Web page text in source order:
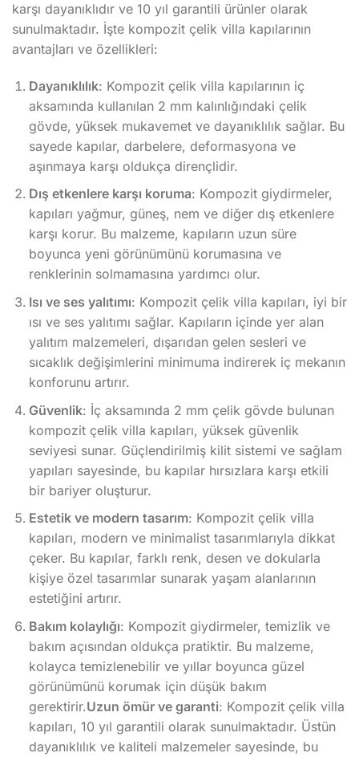
karşı dayanıklıdır ve 10 yıl garantili ürünler olarak
sunulmaktadır. İşte kompozit çelik villa kapılarının
avantajları ve özellikleri:
Dayanıklılık: Kompozit çelik villa kapılarının iç
aksamında kullanılan 2 mm kalınlığındaki çelik
gövde, yüksek mukavemet ve dayanıklılık sağlar. Bu
sayede kapılar, darbelere, deformasyona ve
aşınmaya karşı oldukça dirençlidir.
Dış etkenlere karşı koruma: Kompozit giydirmeler,
kapıları yağmur, güneş, nem ve diğer dış etkenlere
karşı korur. Bu malzeme, kapıların uzun süre
boyunca yeni görünümünü korumasına ve
renklerinin solmamasına yardımcı olur.
Isı ve ses yalıtımı: Kompozit çelik villa kapıları, iyi bir
ısı ve ses yalıtımı sağlar. Kapıların içinde yer alan
yalıtım malzemeleri, dışarıdan gelen sesleri ve
sıcaklık değişimlerini minimuma indirerek iç mekanın
konforunu artırır.
Güvenlik: İç aksamında 2 mm çelik gövde bulunan
kompozit çelik villa kapıları, yüksek güvenlik
seviyesi sunar. Güçlendirilmiş kilit sistemi ve sağlam
yapıları sayesinde, bu kapılar hırsızlara karşı etkili
bir bariyer oluşturur.
Estetik ve modern tasarım: Kompozit çelik villa
kapıları, modern ve minimalist tasarımlarıyla dikkat
çeker. Bu kapılar, farklı renk, desen ve dokularla
kişiye özel tasarımlar sunarak yaşam alanlarının
estetiğini artırır.
Bakım kolaylığı: Kompozit giydirmeler, temizlik ve
bakım açısından oldukça pratiktir. Bu malzeme,
kolayca temizlenebilir ve yıllar boyunca güzel
görünümünü korumak için düşük bakım
gerektirir.Uzun ömür ve garanti: Kompozit çelik villa
kapıları, 10 yıl garantili olarak sunulmaktadır. Üstün
dayanıklılık ve kaliteli malzemeler sayesinde, bu